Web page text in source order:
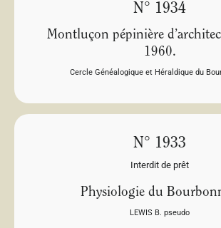
N° 1934
Montluçon pépinière
1960.
Cercle Généalogique et Héraldique du
N° 1933
Interdit de prêt
Physiologie du
LEWIS B. pseudo